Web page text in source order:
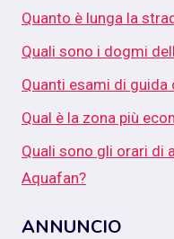
Quanto è lunga la
Quali sono i dogmi
Quanti esami di guida
Qual è la zona più
Quali sono gli orari di
Aquafan?
ANNUNCIO